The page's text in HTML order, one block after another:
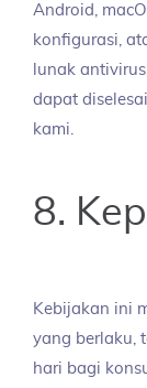
Android,
konfigurasi,
lunak
dapat
kami.
8.
Kebijakan ini
yang berlaku,
hari bagi